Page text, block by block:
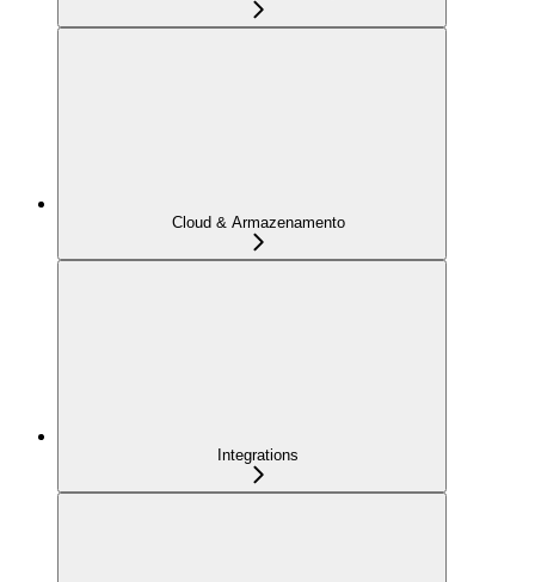
Cloud & Armazenamento
Integrations